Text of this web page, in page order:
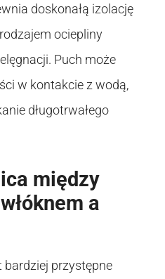
doskonałą izolację
ociepliny
Puch może
w kontakcie z wodą,
długotrwałego
między
a
bardziej przystępne